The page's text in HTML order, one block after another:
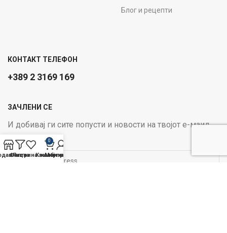
Блог и рецепти
КОНТАКТ ТЕЛЕФОН
+389 2 3169 169
ЗАЧЛЕНИ СЕ
И добивај ги сите попусти и новости на твојот е-маил
Email address:
Филтри
Листа на желби
0
Кошничка
Мој профил